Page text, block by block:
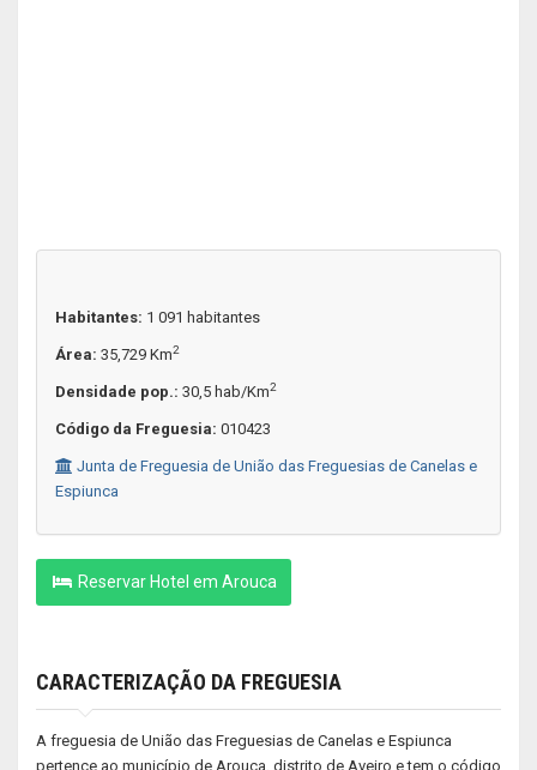
Habitantes: 1 091 habitantes
Área: 35,729 Km2
Densidade pop.: 30,5 hab/Km2
Código da Freguesia: 010423
Junta de Freguesia de União das Freguesias de Canelas e
Espiunca
Reservar Hotel em Arouca
CARACTERIZAÇÃO DA FREGUESIA
A freguesia de União das Freguesias de Canelas e Espiunca
pertence ao município de Arouca, distrito de Aveiro e tem o código